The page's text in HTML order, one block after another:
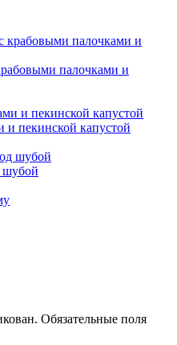
палочками и
и пекинской капустой
шубой
Обязательные поля